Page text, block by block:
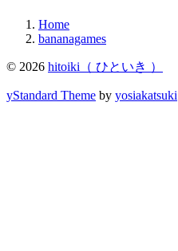
Home
bananagames
© 2026 hitoiki（ ひといき ）
yStandard Theme by yosiakatsuki